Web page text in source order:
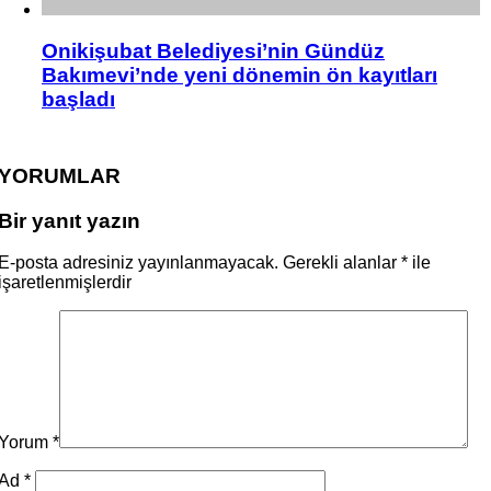
Onikişubat Belediyesi’nin Gündüz
Bakımevi’nde yeni dönemin ön kayıtları
başladı
yanıt yazın
posta adresiniz yayınlanmayacak. Gerekli alanlar * ile
*
*